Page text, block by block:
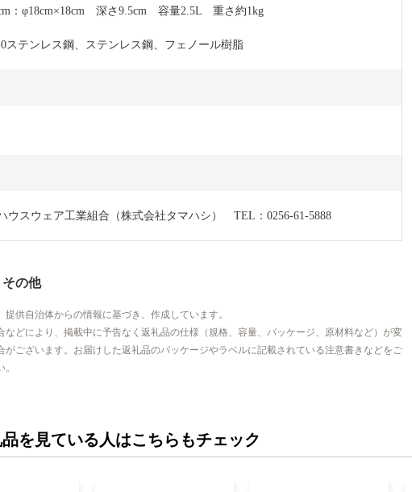
：φ18cm×18cm　深さ9.5cm　容量2.5L　重さ約1kg
ステンレス鋼、ステンレス鋼、フェノール樹脂
ウスウェア工業組合（株式会社タマハシ）　TEL：0256-61-5888
の他
提供自治体からの情報に基づき、作成しています。
などにより、掲載中に予告なく返礼品の仕様（規格、容量、パッケージ、原材料など）が変
がございます。お届けした返礼品のパッケージやラベルに記載されている注意書きなどをご
を見ている人はこちらもチェック